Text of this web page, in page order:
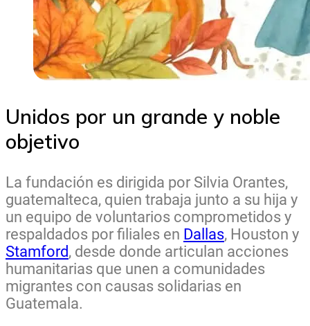
Unidos por un grande y noble
objetivo
La fundación es dirigida por Silvia Orantes,
guatemalteca, quien trabaja junto a su hija y
un equipo de voluntarios comprometidos y
respaldados por filiales en Dallas, Houston y
Stamford, desde donde articulan acciones
humanitarias que unen a comunidades
migrantes con causas solidarias en
Guatemala.